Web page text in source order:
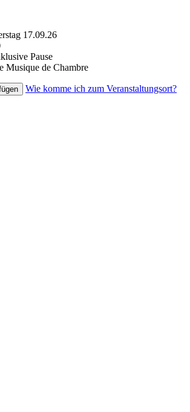
17.09.26
Pause
Musique de Chambre
Wie komme ich zum Veranstaltungsort?